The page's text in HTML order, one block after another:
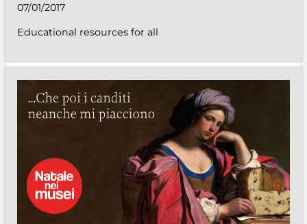
07/01/2017
Educational resources for all